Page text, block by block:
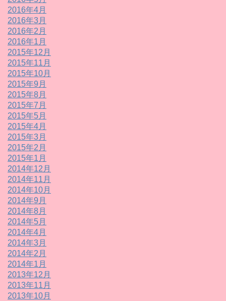
2016年4月
2016年3月
2016年2月
2016年1月
2015年12月
2015年11月
2015年10月
2015年9月
2015年8月
2015年7月
2015年5月
2015年4月
2015年3月
2015年2月
2015年1月
2014年12月
2014年11月
2014年10月
2014年9月
2014年8月
2014年5月
2014年4月
2014年3月
2014年2月
2014年1月
2013年12月
2013年11月
2013年10月